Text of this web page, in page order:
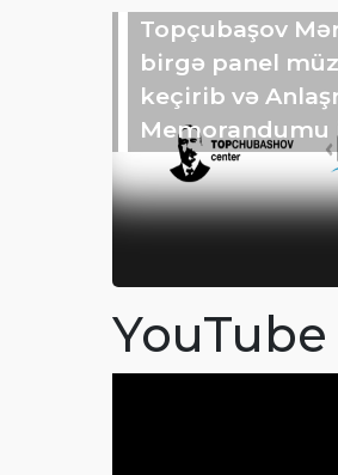
Topçubaşov
birgə panel
keçirib və
Memorandumu
YouTube